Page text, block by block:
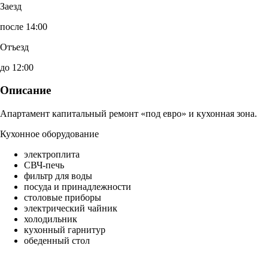
Заезд
после 14:00
Отъезд
до 12:00
Описание
Апартамент капитальный ремонт «под евро» и кухонная зона.
Кухонное оборудование
электроплита
СВЧ-печь
фильтр для воды
посуда и принадлежности
столовые приборы
электрический чайник
холодильник
кухонный гарнитур
обеденный стол